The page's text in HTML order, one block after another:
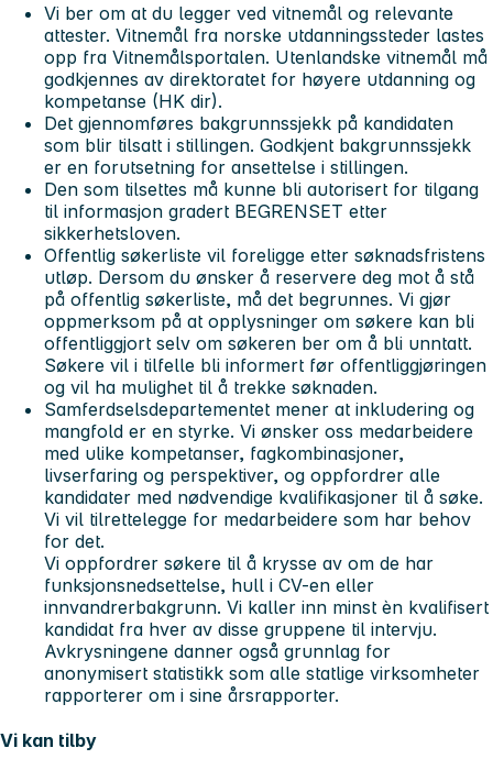
Vi ber om at du legger ved vitnemål og relevante
attester. Vitnemål fra norske utdanningssteder lastes
opp fra Vitnemålsportalen. Utenlandske vitnemål må
godkjennes av direktoratet for høyere utdanning og
kompetanse (HK dir).
Det gjennomføres bakgrunnssjekk på kandidaten
som blir tilsatt i stillingen. Godkjent bakgrunnssjekk
er en forutsetning for ansettelse i stillingen.
Den som tilsettes må kunne bli autorisert for tilgang
til informasjon gradert BEGRENSET etter
sikkerhetsloven.
Offentlig søkerliste vil foreligge etter søknadsfristens
utløp. Dersom du ønsker å reservere deg mot å stå
på offentlig søkerliste, må det begrunnes. Vi gjør
oppmerksom på at opplysninger om søkere kan bli
offentliggjort selv om søkeren ber om å bli unntatt.
Søkere vil i tilfelle bli informert før offentliggjøringen
og vil ha mulighet til å trekke søknaden.
Samferdselsdepartementet mener at inkludering og
mangfold er en styrke. Vi ønsker oss medarbeidere
med ulike kompetanser, fagkombinasjoner,
livserfaring og perspektiver, og oppfordrer alle
kandidater med nødvendige kvalifikasjoner til å søke.
Vi vil tilrettelegge for medarbeidere som har behov
for det.
Vi oppfordrer søkere til å krysse av om de har
funksjonsnedsettelse, hull i CV-en eller
innvandrerbakgrunn. Vi kaller inn minst èn kvalifisert
kandidat fra hver av disse gruppene til intervju.
Avkrysningene danner også grunnlag for
anonymisert statistikk som alle statlige virksomheter
rapporterer om i sine årsrapporter.
Vi kan tilby